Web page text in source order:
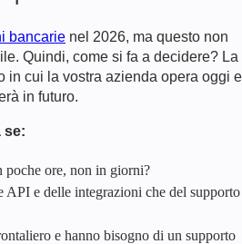
bancarie nel 2026, ma questo non
Quindi, come si fa a decidere? La
in cui la vostra azienda opera oggi e
in futuro.
se:
poche ore, non in giorni?
API e delle integrazioni che del supporto
e hanno bisogno di un supporto